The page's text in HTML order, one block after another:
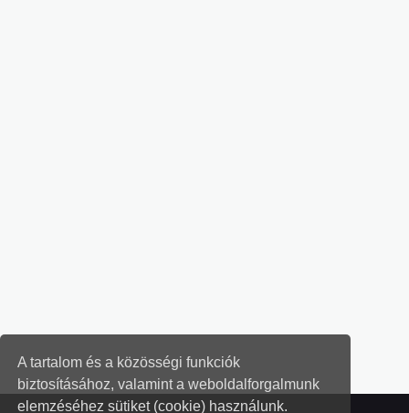
A tartalom és a közösségi funkciók
biztosításához, valamint a weboldalforgalmunk
elemzéséhez sütiket (cookie) használunk.